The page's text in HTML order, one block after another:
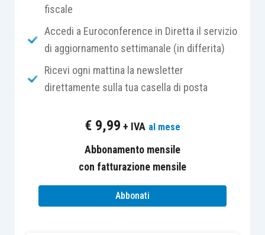
Artificiale negli Studi professionali, alla luce della
rapida evoluzione delle tecnologie oggetto
dell’indagine.
La nuova edizione della ricerca amplia e rafforza il
perimetro di analisi, con un questionario
conoscenza dell’IA, ma soprattutto il suo utilizzo
concreto nelle attività quotidiane.
fiscale
Accedi a Euroconference in Diretta il servizio
di aggiornamento settimanale (in differita)
Ricevi ogni mattina la newsletter
direttamente sulla tua casella di posta
€ 9,99 + IVA al mese
Abbonamento mensile
con fatturazione mensile
Abbonati